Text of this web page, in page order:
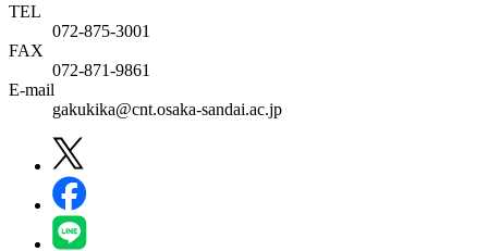
TEL
072-875-3001
FAX
072-871-9861
E-mail
gakukika@cnt.osaka-sandai.ac.jp